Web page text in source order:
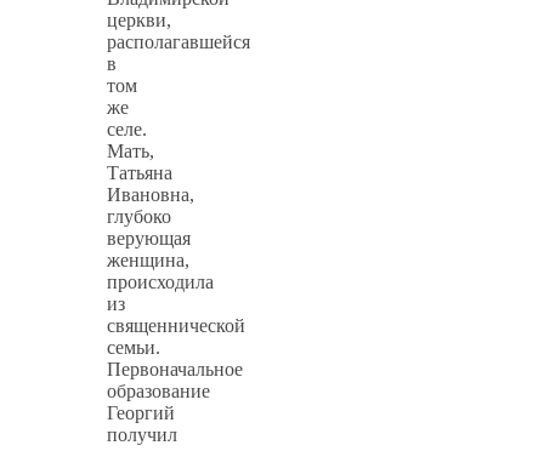
церкви,
располагавшейся
в
том
же
селе.
Мать,
Татьяна
Ивановна,
глубоко
верующая
женщина,
происходила
из
священнической
семьи.
Первоначальное
образование
Георгий
получил